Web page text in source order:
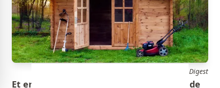
House Digest
Et enfin, en ce qui concerne la présence de